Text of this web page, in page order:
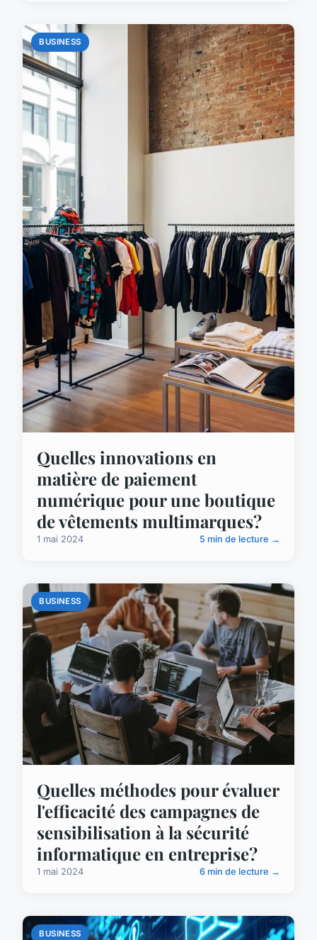
BUSINESS
Quelles innovations en
matière de paiement
numérique pour une boutique
de vêtements multimarques?
1 mai 2024 5 min de lecture →
BUSINESS
Quelles méthodes pour évaluer
l'efficacité des campagnes de
sensibilisation à la sécurité
informatique en entreprise?
1 mai 2024 6 min de lecture →
BUSINESS